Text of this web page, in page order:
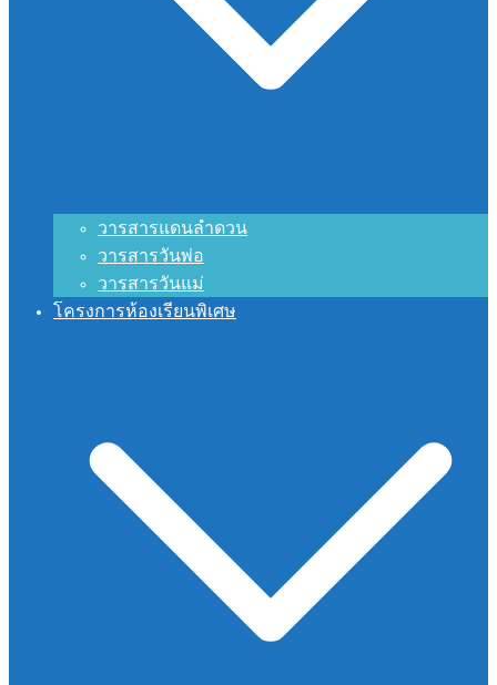
วารสารแดนลำดวน
วารสารวันพ่อ
วารสารวันแม่
โครงการห้องเรียนพิเศษ